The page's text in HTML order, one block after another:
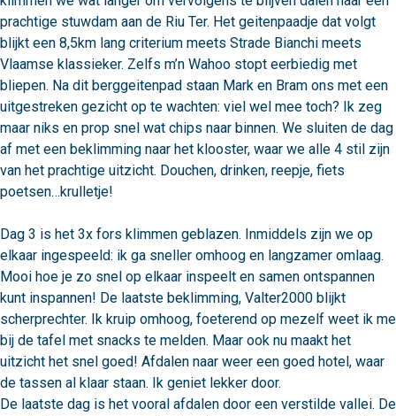
prachtige stuwdam aan de Riu Ter. Het geitenpaadje dat volgt
blijkt een 8,5km lang criterium meets Strade Bianchi meets
Vlaamse klassieker. Zelfs m’n Wahoo stopt eerbiedig met
bliepen. Na dit berggeitenpad staan Mark en Bram ons met een
uitgestreken gezicht op te wachten: viel wel mee toch? Ik zeg
maar niks en prop snel wat chips naar binnen. We sluiten de dag
af met een beklimming naar het klooster, waar we alle 4 stil zijn
van het prachtige uitzicht. Douchen, drinken, reepje, fiets
poetsen…krulletje!
Dag 3 is het 3x fors klimmen geblazen. Inmiddels zijn we op
elkaar ingespeeld: ik ga sneller omhoog en langzamer omlaag.
Mooi hoe je zo snel op elkaar inspeelt en samen ontspannen
kunt inspannen! De laatste beklimming, Valter2000 blijkt
scherprechter. Ik kruip omhoog, foeterend op mezelf weet ik me
bij de tafel met snacks te melden. Maar ook nu maakt het
uitzicht het snel goed! Afdalen naar weer een goed hotel, waar
de tassen al klaar staan. Ik geniet lekker door.
De laatste dag is het vooral afdalen door een verstilde vallei. De